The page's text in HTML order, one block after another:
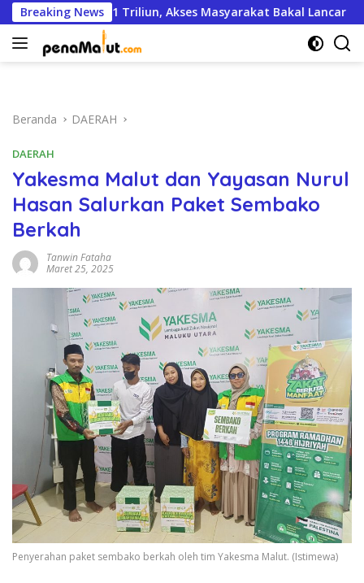
Langsung
ke
konten
Breaking News
Pinjaman 1 Triliun, Akses Masyarakat Bakal Lancar
Beranda DAERAH
DAERAH
Yakesma Malut dan Yayasan Nurul
Hasan Salurkan Paket Sembako
Berkah
Tanwin Fataha
Maret 25, 2025
Penyerahan paket sembako berkah oleh tim Yakesma Malut. (Istimewa)